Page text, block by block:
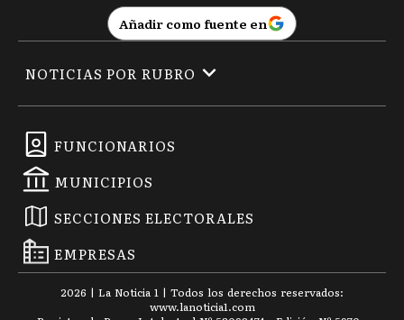
Añadir como fuente en
FUNCIONARIOS
MUNICIPIOS
SECCIONES ELECTORALES
EMPRESAS
NOTICIAS POR RUBRO
2026 | La Noticia 1 | Todos los derechos reservados:
www.lanoticia1.com